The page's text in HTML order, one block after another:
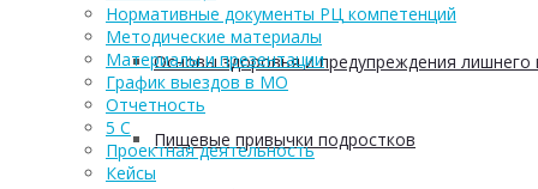
Основы здоровья и предупреждения лишнего
Пищевые привычки подростков
Нормативные документы РЦ компетенций
Методические материалы
Материалы и презентации
График выездов в МО
Отчетность
5 С
Проектная деятельность
Кейсы